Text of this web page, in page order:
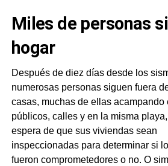
Miles de personas
hogar
Después de diez días desde los
numerosas personas siguen fuera
casas, muchas de ellas acampando
públicos, calles y en la misma
espera de que sus viviendas sean
inspeccionadas para determinar si
fueron comprometedores o no. O